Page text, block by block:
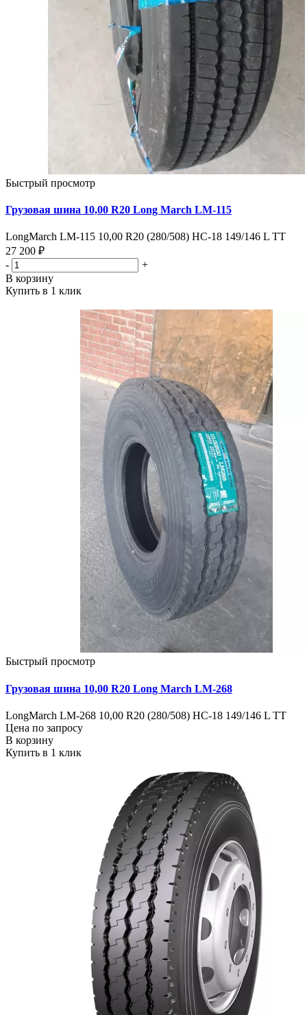
Быстрый просмотр
Грузовая шина 10,00 R20 Long March LM-115
LongMarch LM-115 10,00 R20 (280/508) НС-18 149/146 L TT
27 200 ₽
-
+
В корзину
Купить в 1 клик
Быстрый просмотр
Грузовая шина 10,00 R20 Long March LM-268
LongMarch LM-268 10,00 R20 (280/508) НС-18 149/146 L TT
Цена по запросу
В корзину
Купить в 1 клик